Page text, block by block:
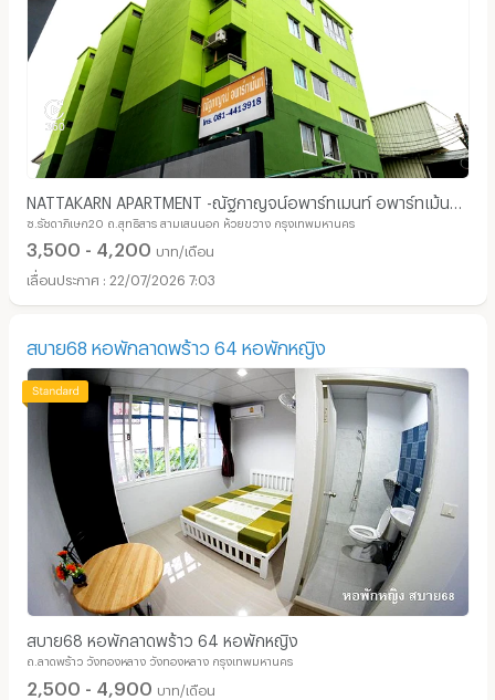
NATTAKARN APARTMENT -ณัฐกาญจน์อพาร์ทเมนท์ อพาร์ทเม้นท์
ใกล้รถไฟฟ้า MRT สุทธิสาร
ซ.รัชดาภิเษก20 ถ.สุทธิสาร สามเสนนอก ห้วยขวาง กรุงเทพมหานคร
3,500 - 4,200 บาท/เดือน
22/07/2026 7:03
สบาย68 หอพักลาดพร้าว 64 หอพักหญิง
สบาย68 หอพักลาดพร้าว 64 หอพักหญิง
ถ.ลาดพร้าว วังทองหลาง วังทองหลาง กรุงเทพมหานคร
2,500 - 4,900 บาท/เดือน